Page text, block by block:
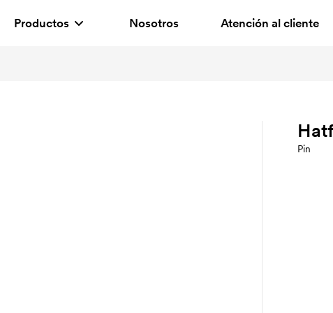
Productos Nosotros Atención al cliente
Pin